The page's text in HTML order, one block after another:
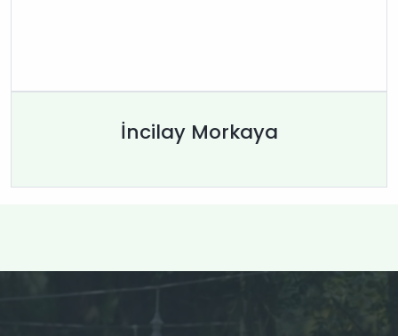
İncilay Morkaya